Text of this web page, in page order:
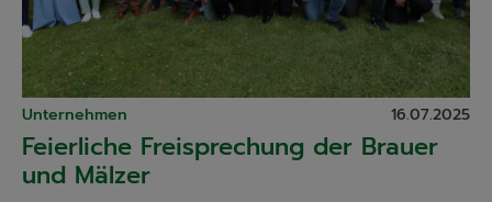
Unternehmen 16.07.2025
Feierliche Freisprechung der Brauer
und Mälzer